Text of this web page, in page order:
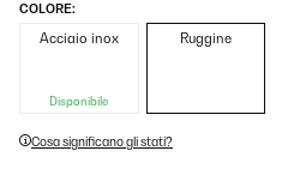
COLORE:
Acciaio inox
Disponibile
Ruggine
Cosa significano gli stati?